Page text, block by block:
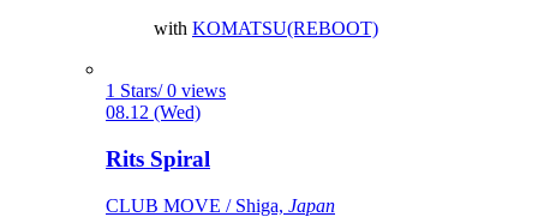
with KOMATSU(REBOOT)
1 Stars/ 0 views
08.12 (Wed)
Rits Spiral
CLUB MOVE / Shiga, Japan